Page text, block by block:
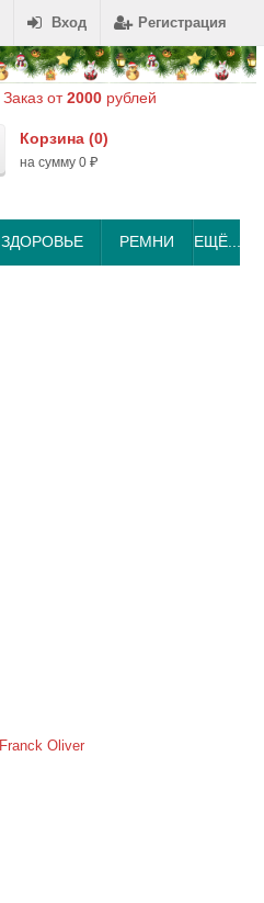
Вход Регистрация
Заказ от2000 рублей
Корзина (0)
на сумму 0 ₽
ЗДОРОВЬЕ РЕМНИ ЕЩЁ...
Franck Oliver